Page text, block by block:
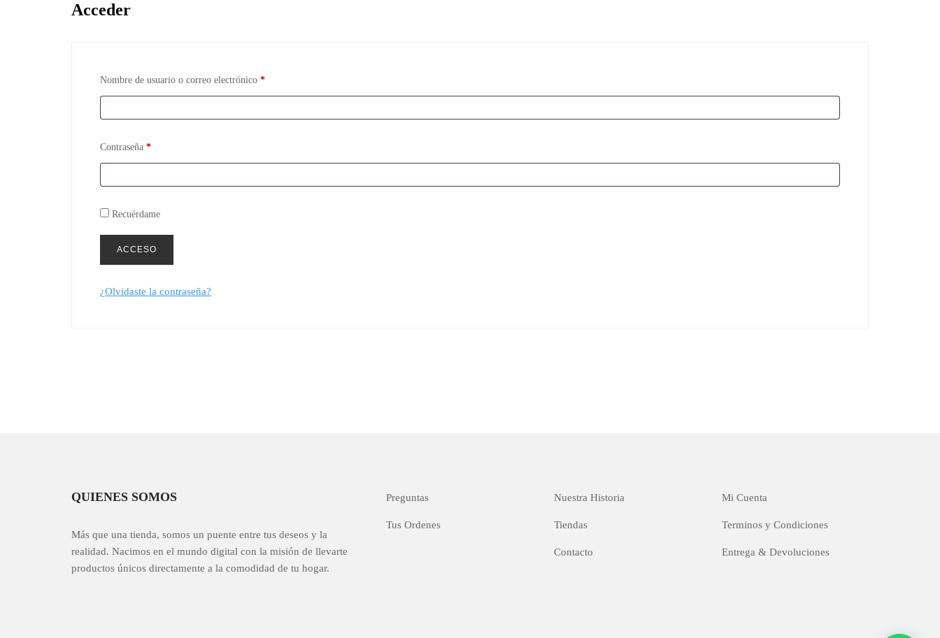
Acceder
Nombre de usuario o correo electrónico *Obligatorio
Contraseña *Obligatorio
Recuérdame
ACCESO
¿Olvidaste la contraseña?
QUIENES SOMOS
Más que una tienda, somos un puente entre tus deseos y la
realidad. Nacimos en el mundo digital con la misión de llevarte
productos únicos directamente a la comodidad de tu hogar.
Preguntas
Tus Ordenes
Nuestra Historia
Tiendas
Contacto
Mi Cuenta
Terminos y Condiciones
Entrega & Devoluciones